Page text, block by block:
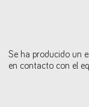
Se ha producido un
en contacto con el